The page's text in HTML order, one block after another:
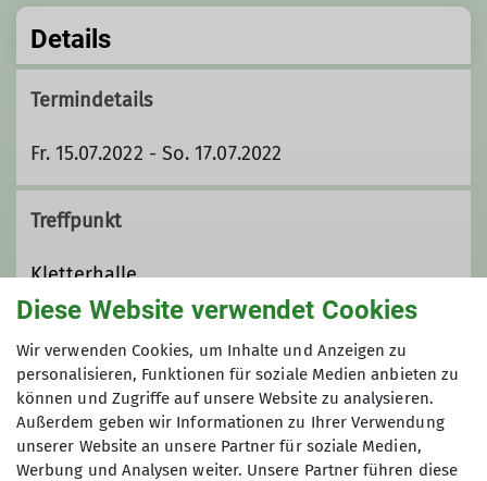
Details
Termindetails
Fr. 15.07.2022 - So. 17.07.2022
Treffpunkt
Kletterhalle
Zielort
Litzauer Schleife
Diese Website verwendet Cookies
Wir verwenden Cookies, um Inhalte und Anzeigen zu
personalisieren, Funktionen für soziale Medien anbieten zu
können und Zugriffe auf unsere Website zu analysieren.
Außerdem geben wir Informationen zu Ihrer Verwendung
unserer Website an unsere Partner für soziale Medien,
Werbung und Analysen weiter. Unsere Partner führen diese